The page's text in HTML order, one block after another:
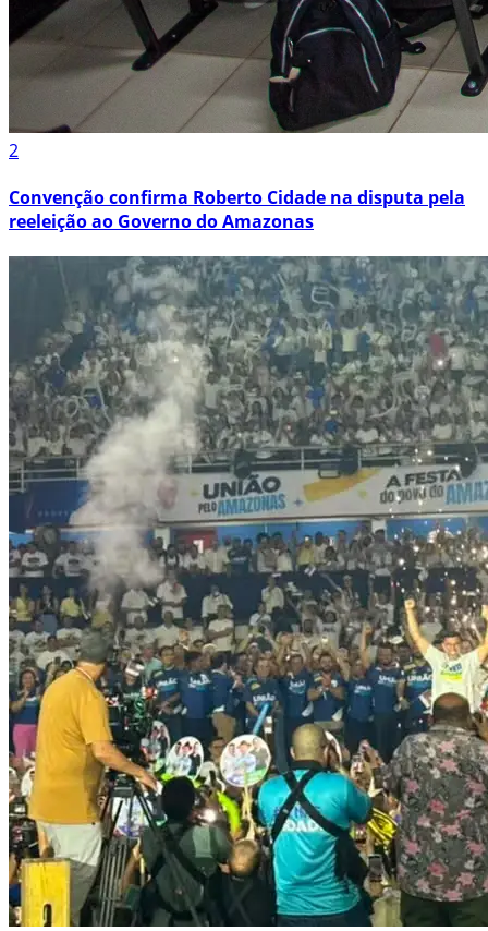
2
Convenção confirma Roberto Cidade na disputa pela
reeleição ao Governo do Amazonas